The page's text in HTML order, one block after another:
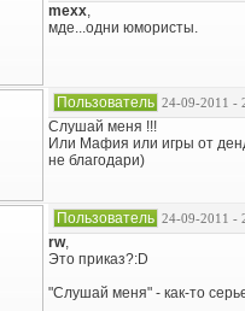
mexx,
мде...одни юмористы.
Пользователь 24-09-2011 -
Слушай меня !!!
Или Мафия или игры от
не благодари)
Пользователь 24-09-2011 -
rw,
Это приказ?:D
"Слушай меня" - как-то